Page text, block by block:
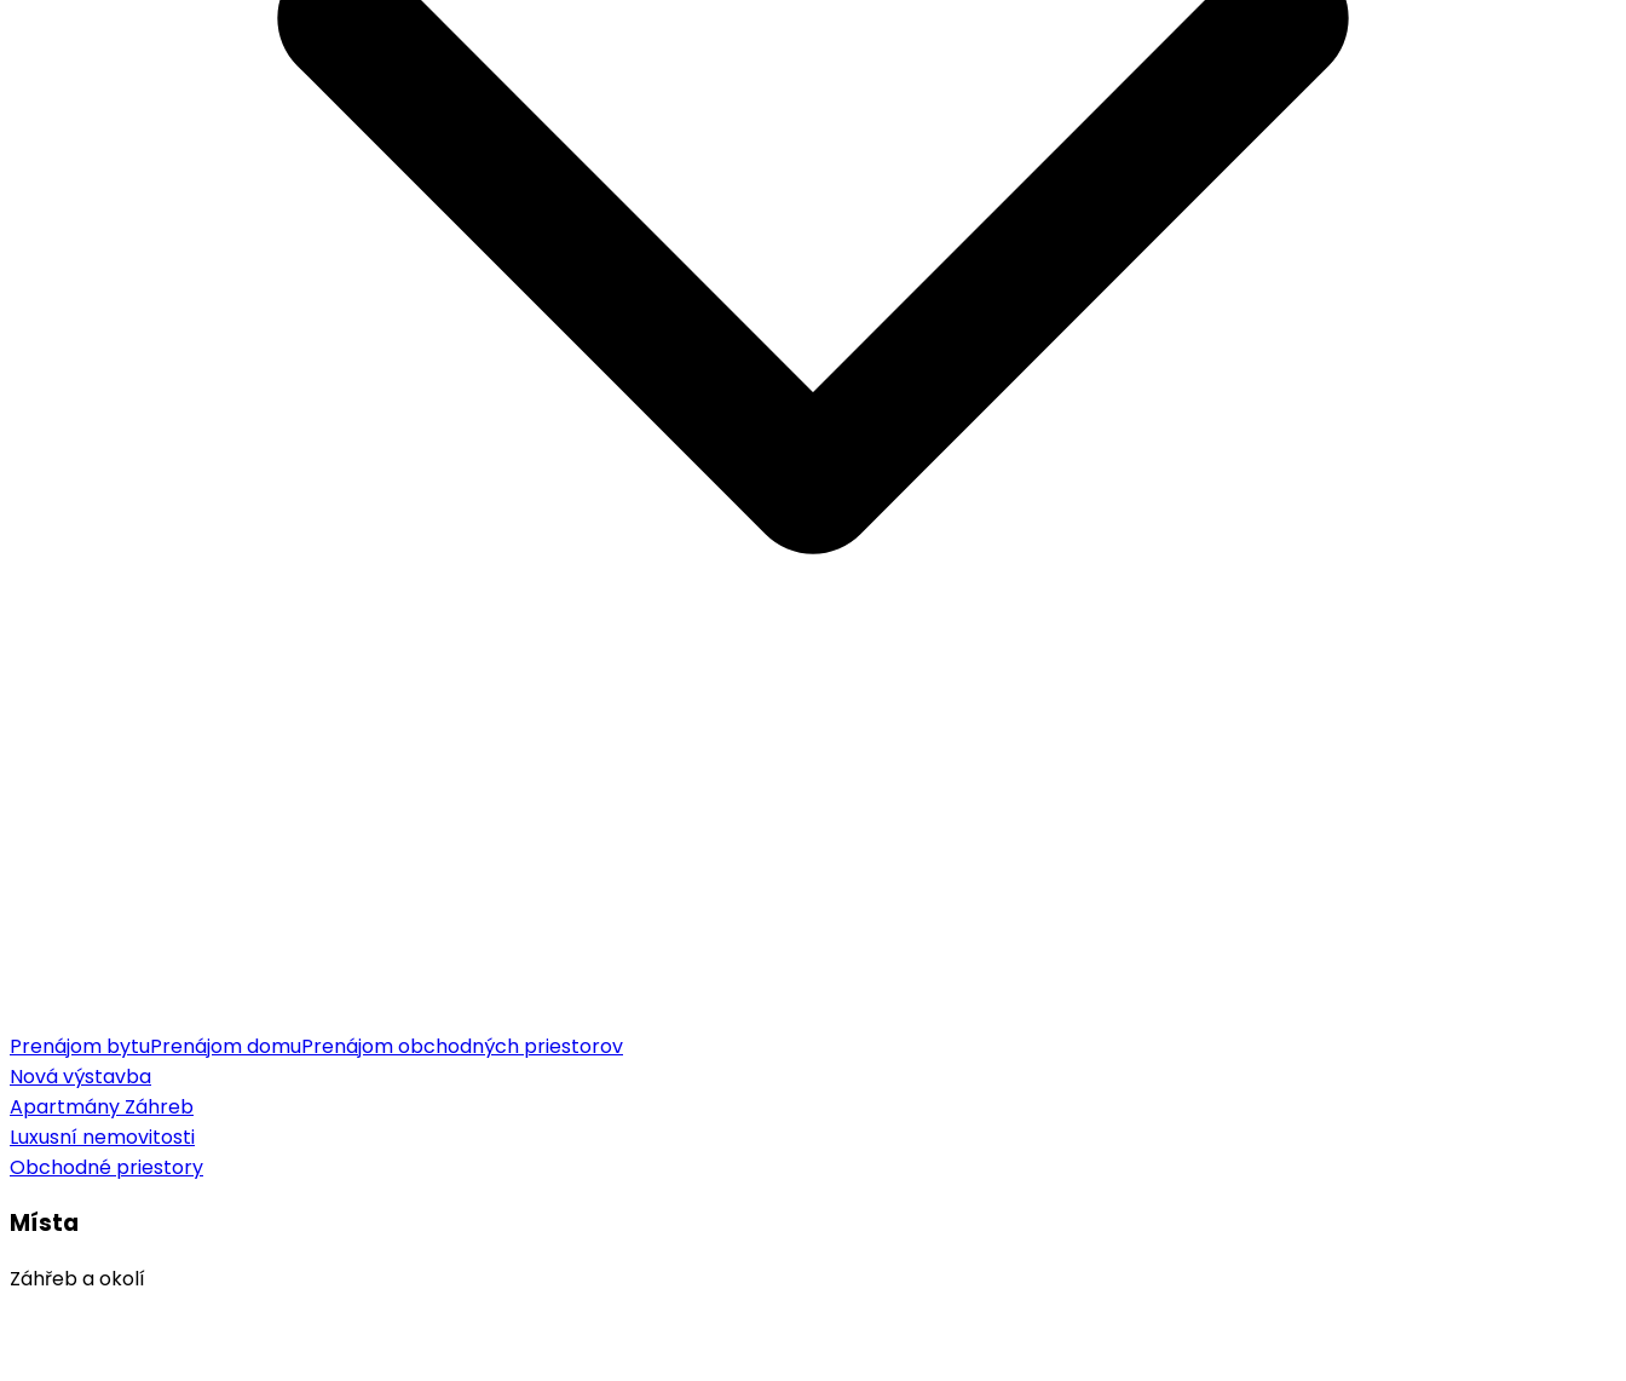
Prenájom bytuPrenájom domuPrenájom obchodných priestorov
Nová výstavba
Apartmány Záhreb
Luxusní nemovitosti
Obchodné priestory
Místa
Záhřeb a okolí